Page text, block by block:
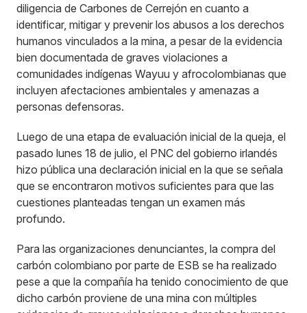
diligencia de Carbones de Cerrejón en cuanto a
identificar, mitigar y prevenir los abusos a los derechos
humanos vinculados a la mina, a pesar de la evidencia
bien documentada de graves violaciones a
comunidades indígenas Wayuu y afrocolombianas que
incluyen afectaciones ambientales y amenazas a
personas defensoras.
Luego de una etapa de evaluación inicial de la queja, el
pasado lunes 18 de julio, el PNC del gobierno irlandés
hizo pública una declaración inicial en la que se señala
que se encontraron motivos suficientes para que las
cuestiones planteadas tengan un examen más
profundo. ​
Para las organizaciones denunciantes, la compra del
carbón colombiano por parte de ESB se ha realizado
pese a que la compañía ha tenido conocimiento de que
dicho carbón proviene de una mina con múltiples